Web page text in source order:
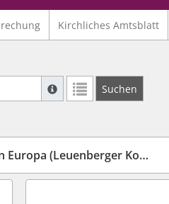
Kirchliches Amtsblatt
Suche mit Platzhalter
Weitere Suchoperatoren
Suchen
(Leuenberger Konkordie)